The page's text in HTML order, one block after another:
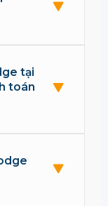
tại
toán